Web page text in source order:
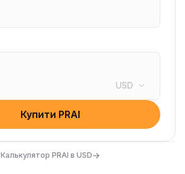
USD
Купити PRAI
Калькулятор PRAI в USD→